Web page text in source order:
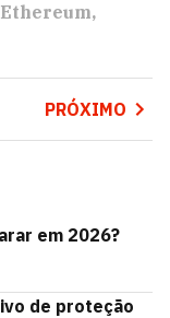
Ethereum
PRÓXIMO
em 2026?
de proteção